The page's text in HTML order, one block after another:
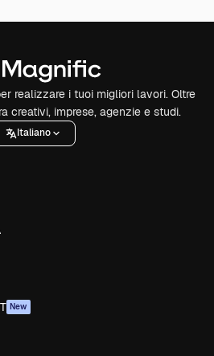
realizzare i tuoi migliori lavori. Oltre
creativi, imprese, agenzie e studi.
Italiano
New